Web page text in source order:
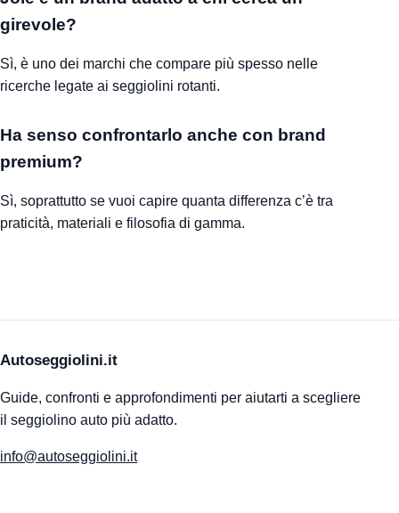
girevole?
Sì, è uno dei marchi che compare più spesso nelle
ricerche legate ai seggiolini rotanti.
Ha senso confrontarlo anche con brand
premium?
Sì, soprattutto se vuoi capire quanta differenza c’è tra
praticità, materiali e filosofia di gamma.
Autoseggiolini.it
Guide, confronti e approfondimenti per aiutarti a scegliere
il seggiolino auto più adatto.
info@autoseggiolini.it